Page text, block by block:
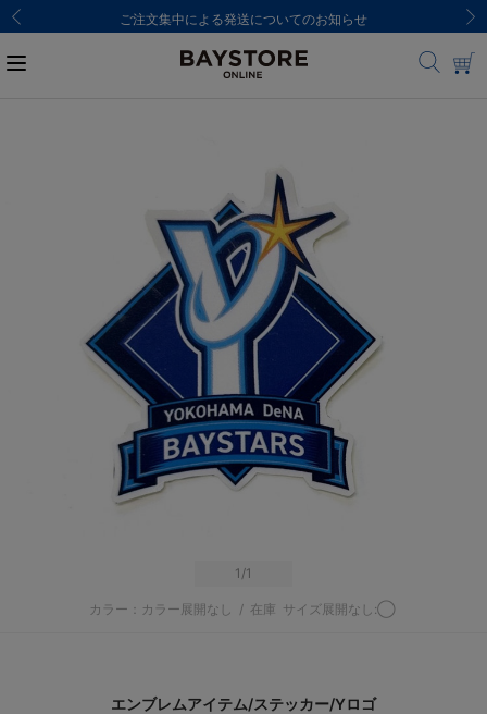
ご注文集中による発送についてのお知らせ
1 /1
カラー：カラー展開なし / 在庫 サイズ展開なし:◯
エンブレムアイテム/ステッカー/Yロゴ